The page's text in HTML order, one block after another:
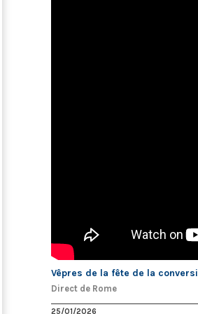
Vêpres de la fête de la
Direct de Rome
25/01/2026